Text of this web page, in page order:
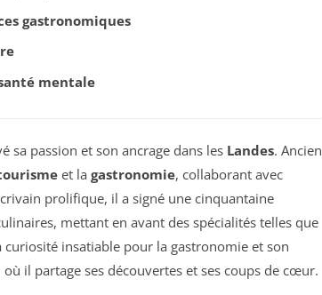
gastronomiques
mentale
sa passion et son ancrage dans les Landes. Ancien
et la gastronomie, collaborant avec
prolifique, il a signé une cinquantaine
mettant en avant des spécialités telles que
curiosité insatiable pour la gastronomie et son
il partage ses découvertes et ses coups de cœur.